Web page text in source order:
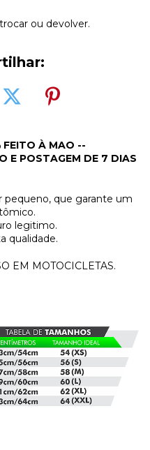
ou devolver.
FEITO À MAO --
E POSTAGEM DE 7 DIAS
pequeno, que garante um
legitimo.
qualidade.
EM MOTOCICLETAS.